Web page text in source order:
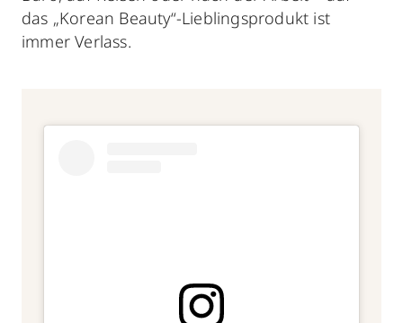
das „Korean Beauty“-Lieblingsprodukt ist
immer Verlass.